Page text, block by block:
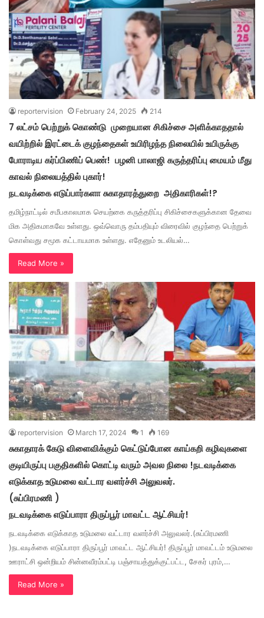
reportervision February 24, 2025 214
7 லட்சம் பெற்றுக் கொண்டு முறையான சிகிச்சை அளிக்காததால்
வயிற்றில் இரட்டைக் குழந்தைகள் உயிரிழந்த நிலையில் உயிருக்கு
போராடிய கர்ப்பிணிப் பெண்! பழனி பாலாஜி கருத்தரிப்பு மையம் மீது
காவல் நிலையத்தில் புகார்!
நடவடிக்கை எடுப்பார்களா சுகாதாரத்துறை அதிகாரிகள்!?
தமிழ்நாட்டில் சமீபகாலமாக செயற்கை கருத்தரிப்பு சிகிச்சைகளுக்கான தேவை
மிக அதிகமாகவே உள்ளது. ஒவ்வொரு தம்பதியும் விரைவில் குழந்தை பெற்றுக்
கொள்வது சமூக கட்டாயமாக உள்ளது. எதேனும் உடலியல்…
Read More »
reportervision March 17, 2024 1 169
சுகாதாரக் கேடு விளைவிக்கும் கெட்டுப்போன காய்கறி கழிவுகளை
குடியிருப்பு பகுதிகளில் கொட்டி வரும் அவல நிலை !நடவடிக்கை
எடுக்காத உடுமலை வட்டார வளர்ச்சி அலுவலர்.
(சுப்பிரமணி )
நடவடிக்கை எடுப்பாரா திருப்பூர் மாவட்ட ஆட்சியர்!
நடவடிக்கை எடுக்காத உடுமலை வட்டார வளர்ச்சி அலுவலர்.(சுப்பிரமணி
)நடவடிக்கை எடுப்பாரா திருப்பூர் மாவட்ட ஆட்சியர்! திருப்பூர் மாவட்டம் உடுமலை
ஊராட்சி ஒன்றியம் சின்னவீரம்பட்டி பஞ்சாயத்துக்குட்பட்ட, சேகர் புரம்,…
Read More »